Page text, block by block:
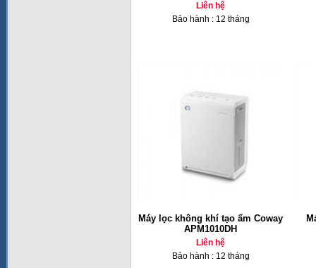
Liên hệ
Bảo hành : 12 tháng
Máy lọc không khí tạo ẩm Coway
APM1010DH
Liên hệ
Bảo hành : 12 tháng